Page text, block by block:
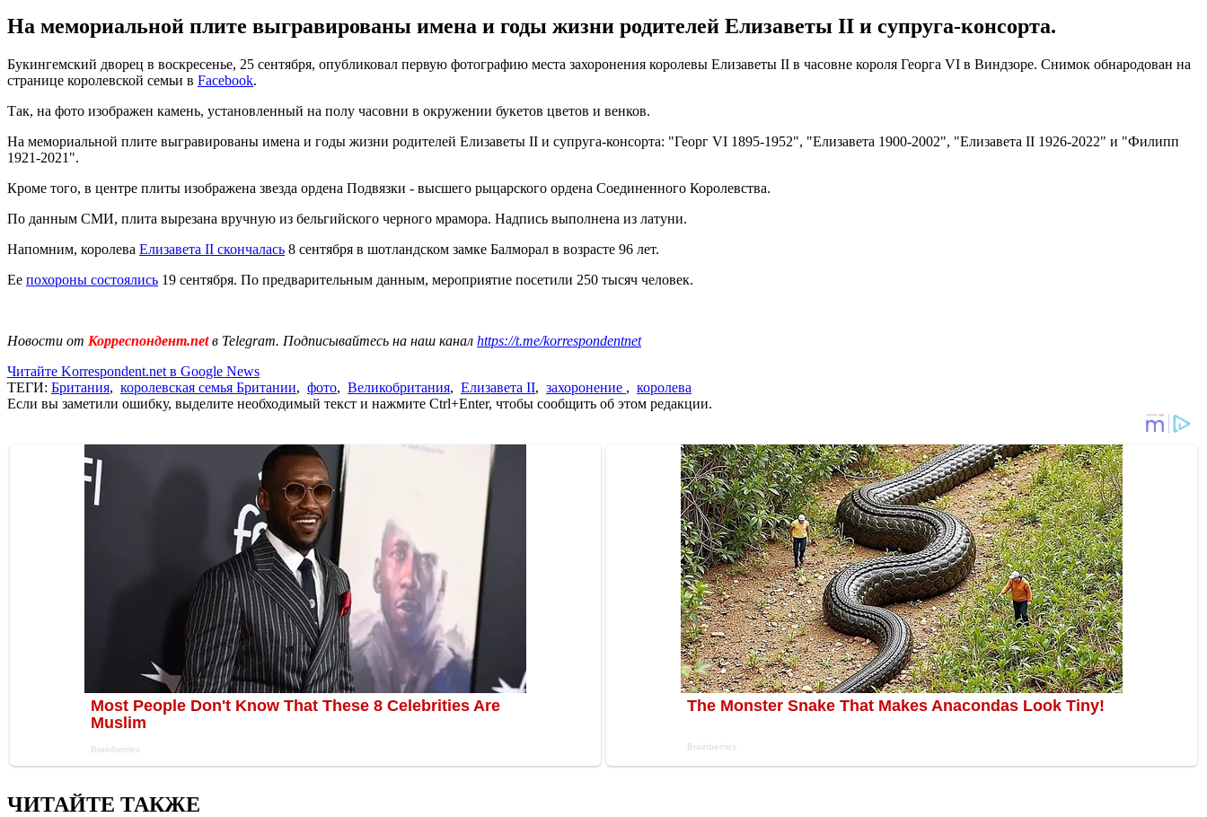
На мемориальной плите выгравированы имена и годы жизни родителей Елизаветы II и супруга-консорта.
Букингемский дворец в воскресенье, 25 сентября, опубликовал первую фотографию места захоронения королевы Елизаветы II в часовне короля Георга VI в Виндзоре. Снимок обнародован на
странице королевской семьи в Facebook.
Так, на фото изображен камень, установленный на полу часовни в окружении букетов цветов и венков.
На мемориальной плите выгравированы имена и годы жизни родителей Елизаветы II и супруга-консорта: "Георг VI 1895-1952", "Елизавета 1900-2002", "Елизавета II 1926-2022" и "Филипп
1921-2021".
Кроме того, в центре плиты изображена звезда ордена Подвязки - высшего рыцарского ордена Соединенного Королевства.
По данным СМИ, плита вырезана вручную из бельгийского черного мрамора. Надпись выполнена из латуни.
Напомним, королева Елизавета II скончалась 8 сентября в шотландском замке Балморал в возрасте 96 лет.
Ее похороны состоялись 19 сентября. По предварительным данным, мероприятие посетили 250 тысяч человек.
Новости от Корреспондент.netв Telegram. Подписывайтесь на наш канал https://t.me/korrespondentnet
Читайте Korrespondent.net в Google News
ТЕГИ: Британия, королевская семья Британии, фото, Великобритания, Елизавета II, захоронение , королева
Если вы заметили ошибку, выделите необходимый текст и нажмите Ctrl+Enter, чтобы сообщить об этом редакции.
ЧИТАЙТЕ ТАКЖЕ